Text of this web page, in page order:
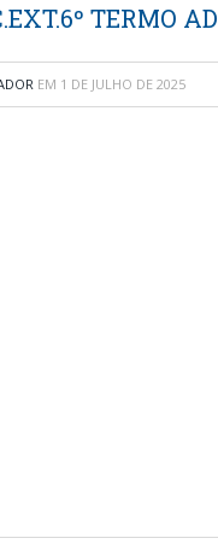
TERMO
EM 1 DE JULHO DE 2025